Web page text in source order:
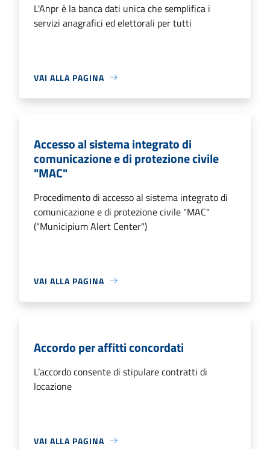
L'Anpr è la banca dati unica che semplifica i
servizi anagrafici ed elettorali per tutti
VAI ALLA PAGINA
Accesso al sistema integrato di
comunicazione e di protezione civile
"MAC"
Procedimento di accesso al sistema integrato di
comunicazione e di protezione civile "MAC"
("Municipium Alert Center")
VAI ALLA PAGINA
Accordo per affitti concordati
L’accordo consente di stipulare contratti di
locazione
VAI ALLA PAGINA